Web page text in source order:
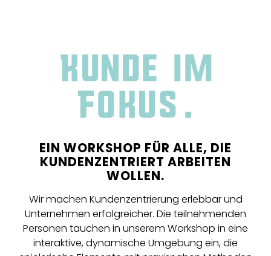
Kunde im
Fokus.
EIN WORKSHOP FÜR ALLE, DIE
KUNDENZENTRIERT ARBEITEN
WOLLEN.
Wir machen Kundenzentrierung erlebbar und
Unternehmen erfolgreicher. Die teilnehmenden
Personen tauchen in unserem Workshop in eine
interaktive, dynamische Umgebung ein, die